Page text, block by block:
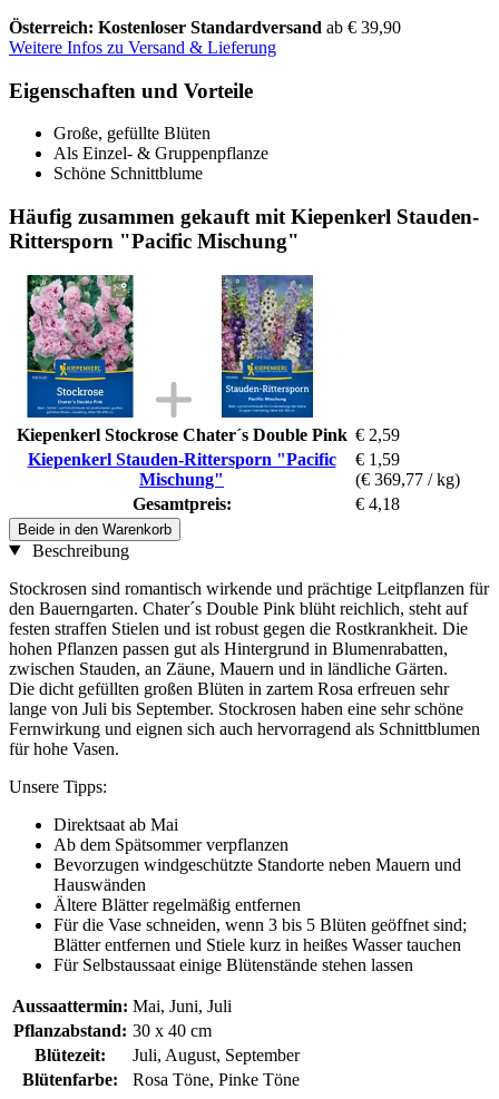
Österreich: Kostenloser Standardversand ab € 39,90
Weitere Infos zu Versand & Lieferung
Eigenschaften und Vorteile
Große, gefüllte Blüten
Als Einzel- & Gruppenpflanze
Schöne Schnittblume
Häufig zusammen gekauft mit Kiepenkerl Stauden-
Rittersporn "Pacific Mischung"
Kiepenkerl Stockrose Chater´s Double Pink € 2,59
Kiepenkerl Stauden-Rittersporn "Pacific
Mischung"
€ 1,59
(€ 369,77 / kg)
Gesamtpreis:
€ 4,18
Beide in den Warenkorb
Beschreibung
Stockrosen sind romantisch wirkende und prächtige Leitpflanzen für
den Bauerngarten. Chater´s Double Pink blüht reichlich, steht auf
festen straffen Stielen und ist robust gegen die Rostkrankheit. Die
hohen Pflanzen passen gut als Hintergrund in Blumenrabatten,
zwischen Stauden, an Zäune, Mauern und in ländliche Gärten.
Die dicht gefüllten großen Blüten in zartem Rosa erfreuen sehr
lange von Juli bis September. Stockrosen haben eine sehr schöne
Fernwirkung und eignen sich auch hervorragend als Schnittblumen
für hohe Vasen.
Unsere Tipps:
Direktsaat ab Mai
Ab dem Spätsommer verpflanzen
Bevorzugen windgeschützte Standorte neben Mauern und
Hauswänden
Ältere Blätter regelmäßig entfernen
Für die Vase schneiden, wenn 3 bis 5 Blüten geöffnet sind;
Blätter entfernen und Stiele kurz in heißes Wasser tauchen
Für Selbstaussaat einige Blütenstände stehen lassen
Aussaattermin: Mai, Juni, Juli
Pflanzabstand: 30 x 40 cm
Blütezeit:
Juli, August, September
Blütenfarbe:
Rosa Töne, Pinke Töne